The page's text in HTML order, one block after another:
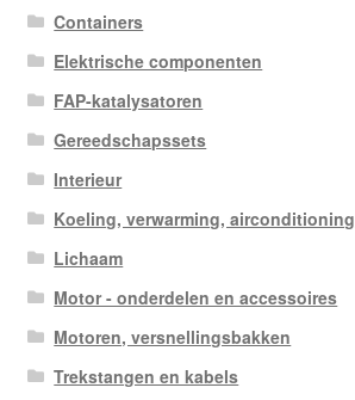
Containers
Elektrische componenten
FAP-katalysatoren
Gereedschapssets
Interieur
Koeling, verwarming, airconditioning
Lichaam
Motor - onderdelen en accessoires
Motoren, versnellingsbakken
Trekstangen en kabels